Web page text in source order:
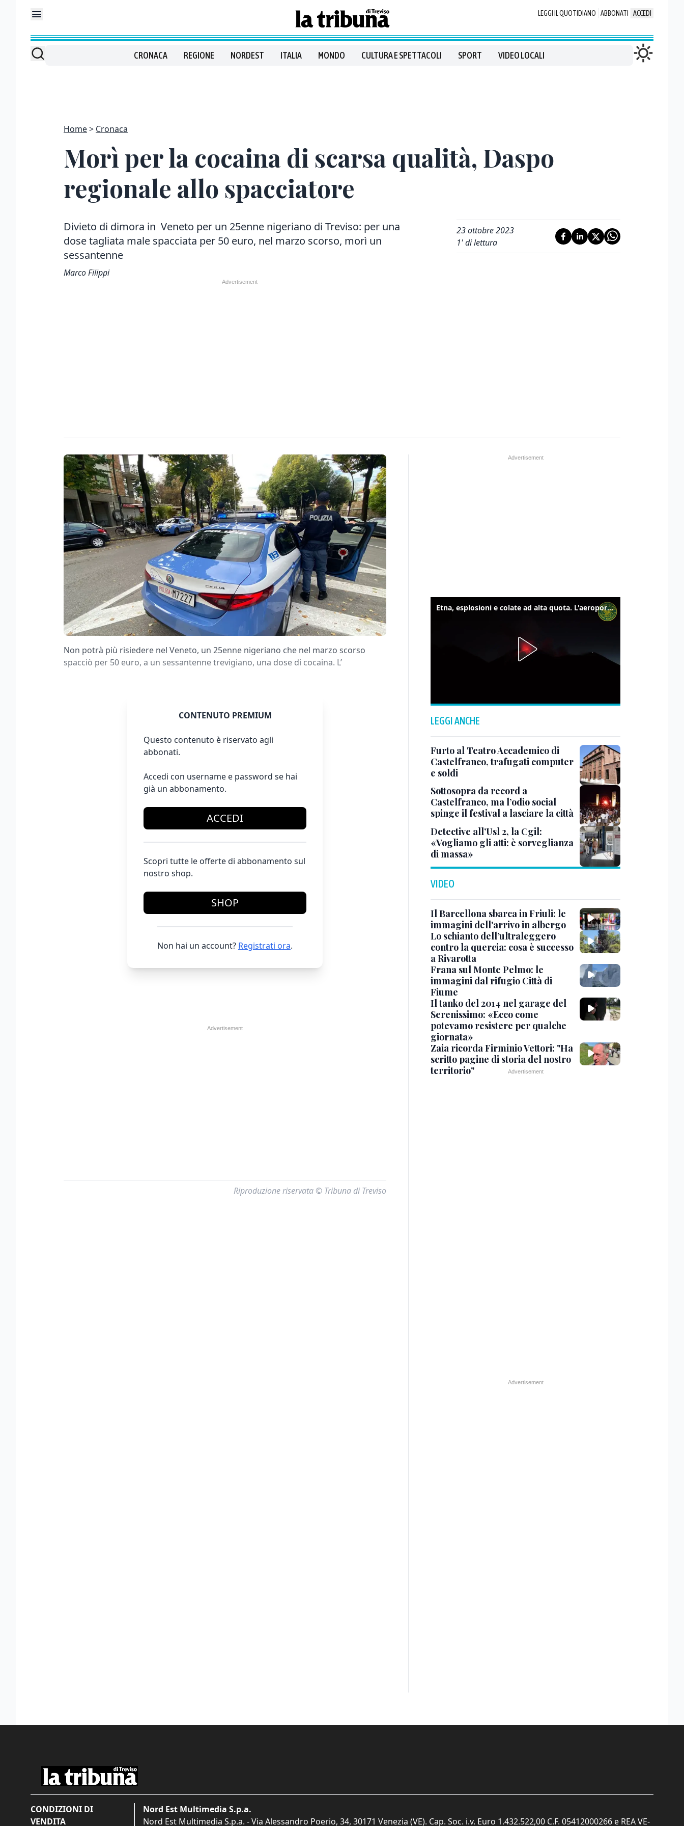
LEGGI IL QUOTIDIANO ABBONATI ACCEDI
CRONACA REGIONE NORDEST ITALIA MONDO CULTURA E SPETTACOLI SPORT VIDEO LOCALI
Home Cronaca
Morì per la cocaina di scarsa qualità, Daspo
regionale allo spacciatore
Divieto di dimora in Veneto per un 25enne nigeriano di Treviso: per una
dose tagliata male spacciata per 50 euro, nel marzo scorso, morì un
sessantenne
Marco Filippi
23 ottobre 2023
1' di lettura
Non potrà più risiedere nel Veneto, un 25enne nigeriano che nel marzo scorso
spacciò per 50 euro, a un sessantenne trevigiano, una dose di cocaina. L’
CONTENUTO PREMIUM
Questo contenuto è riservato agli
abbonati.
Accedi con username e password se hai
già un abbonamento.
ACCEDI
Scopri tutte le offerte di abbonamento sul
nostro shop.
SHOP
Non hai un account? Registrati ora.
Riproduzione riservata © Tribuna di Treviso
Etna, esplosioni e colate ad alta quota. L'aeroporto di Catania verso la normalità
LEGGI ANCHE
Furto al Teatro Accademico di
Castelfranco, trafugati computer
e soldi
Sottosopra da record a
Castelfranco, ma l’odio social
spinge il festival a lasciare la città
Detective all’Usl 2, la Cgil:
«Vogliamo gli atti: è sorveglianza
di massa»
VIDEO
Il Barcellona sbarca in Friuli: le
immagini dell'arrivo in albergo
Lo schianto dell’ultraleggero
contro la quercia: cosa è successo
a Rivarotta
Frana sul Monte Pelmo: le
immagini dal rifugio Città di
Fiume
Il tanko del 2014 nel garage del
Serenissimo: «Ecco come
potevamo resistere per qualche
giornata»
Zaia ricorda Firminio Vettori: "Ha
scritto pagine di storia del nostro
territorio"
CONDIZIONI DI
VENDITA
Nord Est Multimedia S.p.a.
Nord Est Multimedia S.p.a. - Via Alessandro Poerio, 34, 30171 Venezia (VE). Cap. Soc. i.v. Euro 1.432.522,00 C.F. 05412000266 e REA VE-